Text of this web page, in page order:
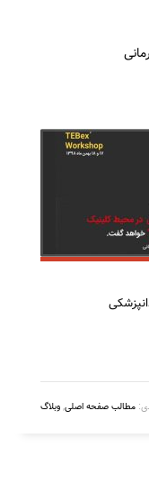
مطالب صفحه اصلی, وبلاگ